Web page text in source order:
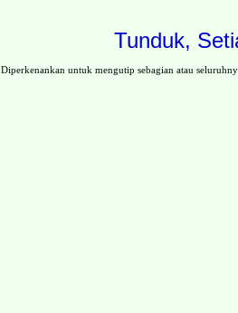
Tunduk,
Diperkenankan untuk mengutip sebagian atau